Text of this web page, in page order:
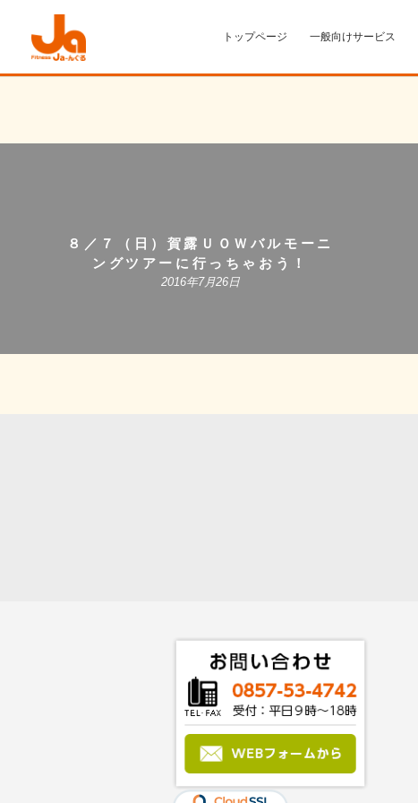
トップページ 一般向けサービス
８／７（日）賀露ＵＯＷバルモーニ
ングツアーに行っちゃおう！
2016年7月26日